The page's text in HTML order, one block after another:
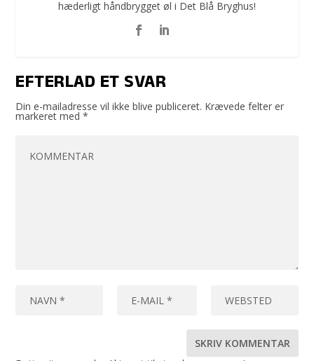
hæderligt håndbrygget øl i Det Blå Bryghus!
EFTERLAD ET SVAR
Din e-mailadresse vil ikke blive publiceret. Krævede felter er
markeret med*